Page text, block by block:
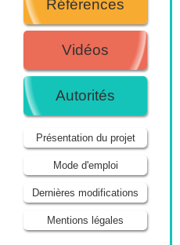
Références
Vidéos
Autorités
Présentation du projet
Mode d'emploi
Dernières modifications
Mentions légales